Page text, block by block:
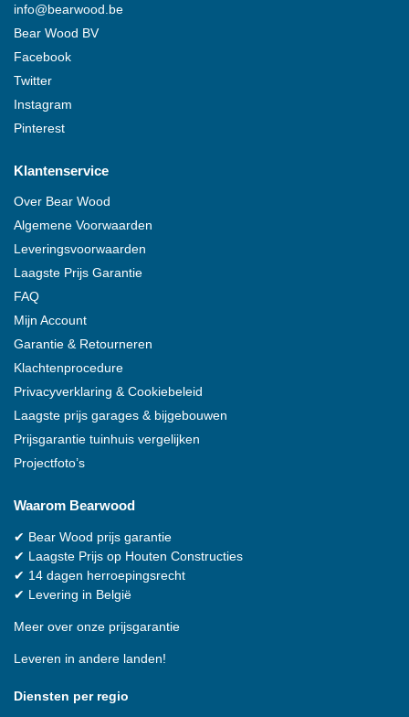
info@bearwood .be
Bear Wood BV
Facebook
Twitter
Instagram
Pinterest
Klantenservice
Over Bear Wood
Algemene Voorwaarden
Leveringsvoorwaarden
Laagste Prijs Garantie
FAQ
Mijn Account
Garantie & Retourneren
Klachtenprocedure
Privacyverklaring & Cookiebeleid
Laagste prijs garages & bijgebouwen
Prijsgarantie tuinhuis vergelijken
Projectfoto’s
Waarom Bearwood
✔ Bear Wood prijs garantie
✔ Laagste Prijs op Houten Constructies
✔ 14 dagen herroepingsrecht
✔ Levering in België
Meer over onze prijsgarantie
Leveren in andere landen!
Diensten per regio